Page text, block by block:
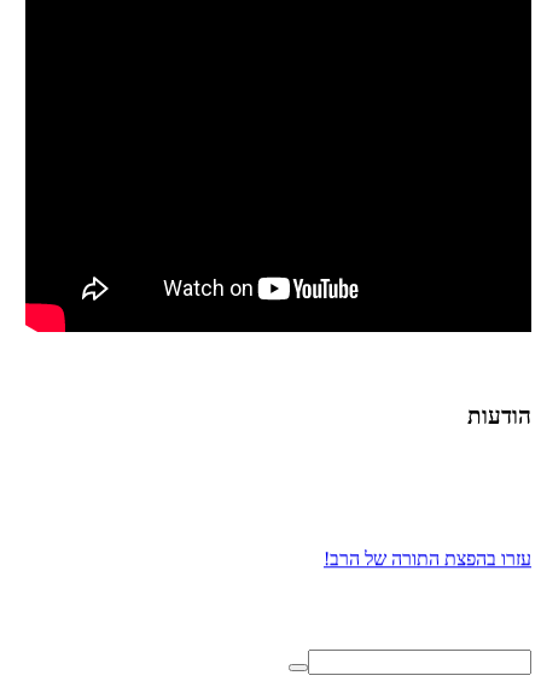
הודעות
עזרו בהפצת התורה של הרב!